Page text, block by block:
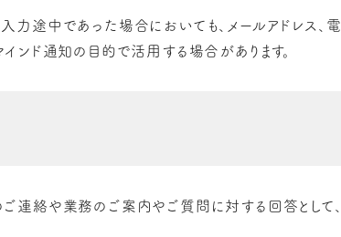
力途中であった場合においても、メールアドレス、電
ンド通知の目的で活用する場合があります。
連絡や業務のご案内やご質問に対する回答として、